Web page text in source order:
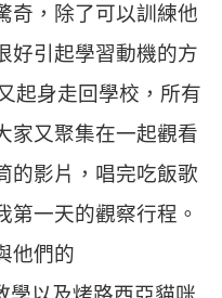
奇，除了可以訓練他
好引起學習動機的方
起身走回學校，所有
家又聚集在一起觀看
的影片，唱完吃飯歌
第一天的觀察行程。
他們的